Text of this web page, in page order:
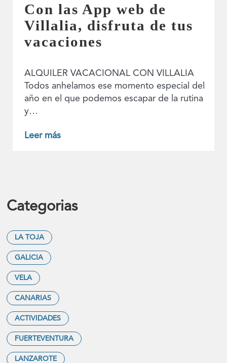
Con las App web de
Villalia, disfruta de tus
vacaciones
ALQUILER VACACIONAL CON VILLALIA
Todos anhelamos ese momento especial del
año en el que podemos escapar de la rutina
y…
Leer más
Categorias
LA TOJA
GALICIA
VELA
CANARIAS
ACTIVIDADES
FUERTEVENTURA
LANZAROTE